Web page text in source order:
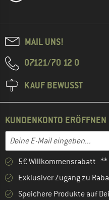
MAIL UNS!
07121/70 12 0
KAUF BEWUSST
KUNDENKONTO ERÖFFNEN
E-Mail-Adresse
Gib hier deine E-Mail-
5€ Willkommensrabatt **
Exklusiver Zugang zu
Speichere Produkte auf